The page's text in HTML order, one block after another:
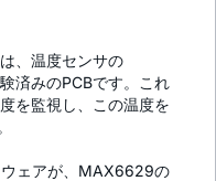
、温度センサの
済みのPCBです。これ
を監視し、この温度を
ェアが、MAX6629の